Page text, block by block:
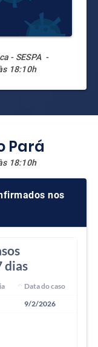
- SESPA -
18:10h
Pará
18:10h
nos